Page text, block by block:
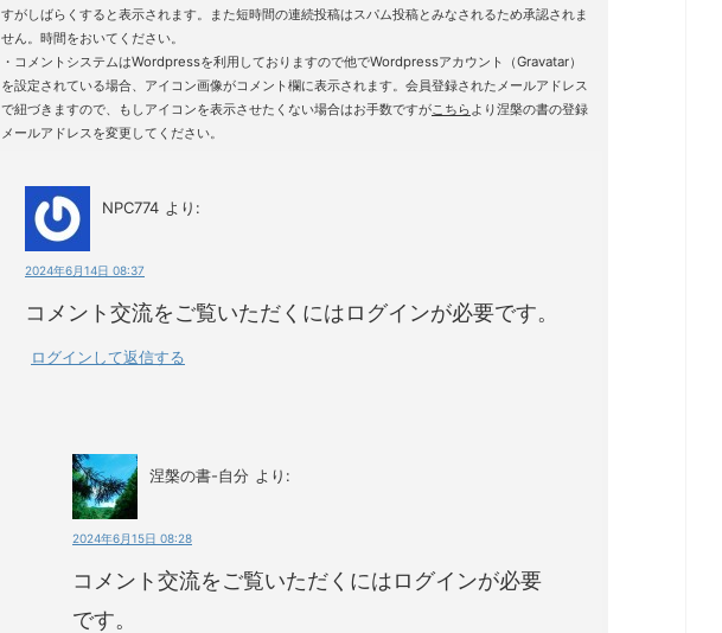
すがしばらくすると表示されます。また短時間の連続投稿はスパム投稿とみなされるため承認されま
せん。時間をおいてください。
・コメントシステムはWordpressを利用しておりますので他でWordpressアカウント（Gravatar）
を設定されている場合、アイコン画像がコメント欄に表示されます。会員登録されたメールアドレス
で紐づきますので、もしアイコンを表示させたくない場合はお手数ですがこちら より涅槃の書の登録
メールアドレスを変更してください。
NPC774 より:
2024年6月14日 08:37
コメント交流をご覧いただくにはログインが必要です。
ログインして返信する
涅槃の書-自分 より:
2024年6月15日 08:28
コメント交流をご覧いただくにはログインが必要
です。